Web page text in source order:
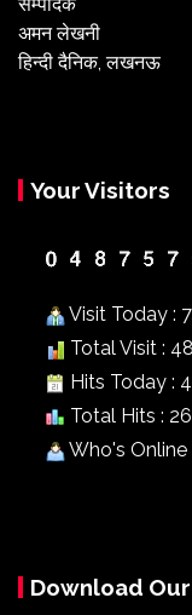
अमन लेखनी
हिन्दी दैनिक, लखनऊ
Your Visitors
Visit Today :
Total Visit :
Hits Today :
Total Hits :
Who's Online
Download